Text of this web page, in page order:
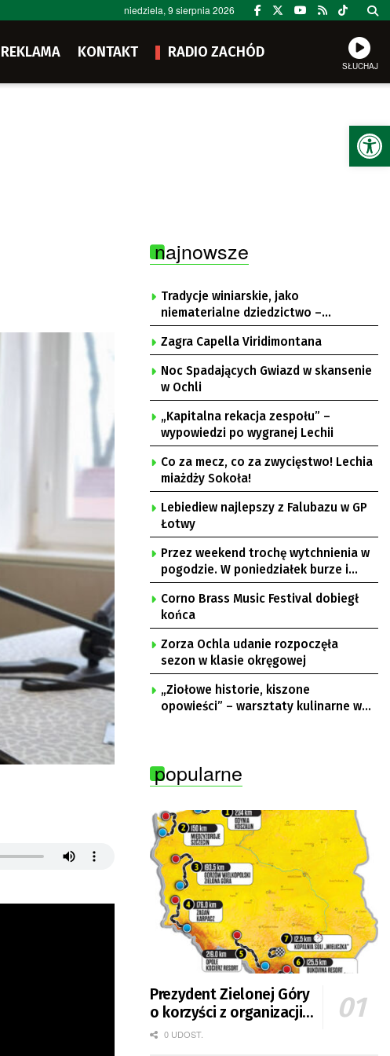
niedziela, 9 sierpnia 2026
REKLAMA KONTAKT RADIO ZACHÓD
SŁUCHAJ
najnowsze
Tradycje winiarskie, jako
niematerialne dziedzictwo –
konsultacje i projekt
Zagra Capella Viridimontana
Noc Spadających Gwiazd w skansenie
w Ochli
„Kapitalna rekacja zespołu” –
wypowiedzi po wygranej Lechii
Co za mecz, co za zwycięstwo! Lechia
miażdży Sokoła!
Lebiediew najlepszy z Falubazu w GP
Łotwy
Przez weekend trochę wytchnienia w
pogodzie. W poniedziałek burze i
upał
Corno Brass Music Festival dobiegł
końca
Zorza Ochla udanie rozpoczęła
sezon w klasie okręgowej
„Ziołowe historie, kiszone
opowieści” – warsztaty kulinarne w
popularne
Prezydent Zielonej Góry
o korzyści z organizacji
mety Tour de Pologne
0 UDOST.